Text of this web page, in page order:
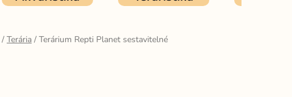
/ Terária / Terárium Repti Planet sestavitelné